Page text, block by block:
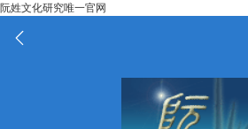
阮姓文化研究唯一官网